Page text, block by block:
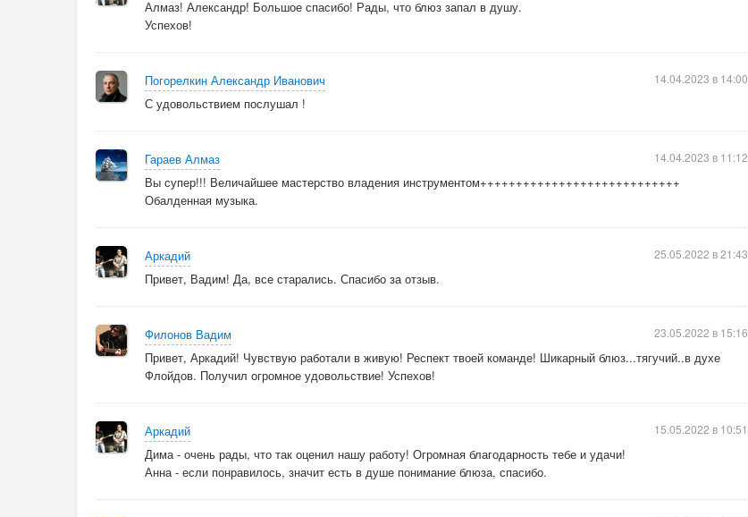
Алмаз! Александр! Большое спасибо! Рады, что блюз запал в душу.
Успехов!
Погорелкин Александр Иванович
С удовольствием послушал !
14.04.2023 в 14:00
Гараев Алмаз
Вы супер!!! Величайшее мастерство владения инструментом++++++++++++++++++++++++++++
Обалденная музыка.
14.04.2023 в 11:12
Аркадий
Привет, Вадим! Да, все старались. Спасибо за отзыв.
25.05.2022 в 21:43
Филонов Вадим
Привет, Аркадий! Чувствую работали в живую! Респект твоей команде! Шикарный блюз...тягучий..в духе
Флойдов. Получил огромное удовольствие! Успехов!
23.05.2022 в 15:16
Аркадий
Дима - очень рады, что так оценил нашу работу! Огромная благодарность тебе и удачи!
Анна - если понравилось, значит есть в душе понимание блюза, спасибо.
15.05.2022 в 10:51